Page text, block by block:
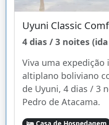
Uyuni Classic
4 dias / 3 noites
Viva uma expedição
altiplano boliviano
de Uyuni, 4 dias / 3
Pedro de Atacama.